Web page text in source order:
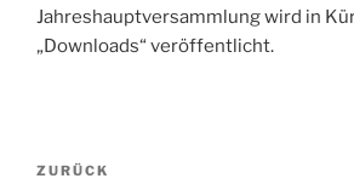
Jahreshauptversammlung wird in
„Downloads“ veröffentlicht.
Beitragsnavigation
Vorheriger
ZURÜCK